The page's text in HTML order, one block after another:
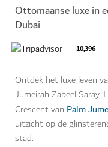
Ottomaanse luxe in
Dubai
10,396
Ontdek het luxe leven
Jumeirah Zabeel
Crescent van Palm
uitzicht op de
stad.